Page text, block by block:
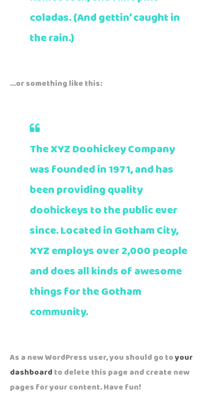
coladas. (And gettin’ caught in
the rain.)
…or something like this:
The XYZ Doohickey Company
was founded in 1971, and has
been providing quality
doohickeys to the public ever
since. Located in Gotham City,
XYZ employs over 2,000 people
and does all kinds of awesome
things for the Gotham
community.
As a new WordPress user, you should go toyour
dashboardto delete this page and create new
pages for your content. Have fun!